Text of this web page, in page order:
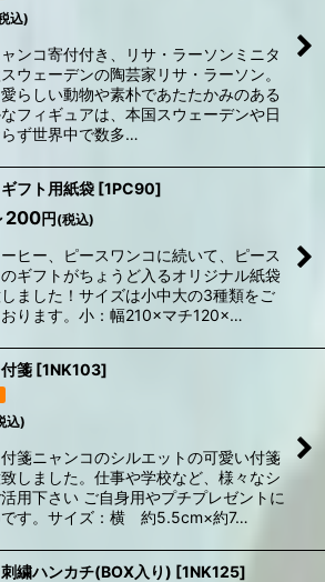
込)
ンコ寄付付き、リサ・ラーソンミニタ
ウェーデンの陶芸家リサ・ラーソン。
らしい動物や素朴であたたかみのある
フィギュアは、本国スウェーデンや日
ず世界中で数多…
フト用紙袋 [1PC90]
200円 (税込)
ヒー、ピースワンコに続いて、ピース
ギフトがちょうど入るオリジナル紙袋
ました！サイズは小中大の3種類をご
おります。小：幅210×マチ120×…
箋 [1NK103]
込)
箋ニャンコのシルエットの可愛い付箋
しました。仕事や学校など、様々なシ
用下さい ご自身用やプチプレゼントに
です。サイズ：横 約5.5cm×約7…
繍ハンカチ(BOX入り) [1NK125]